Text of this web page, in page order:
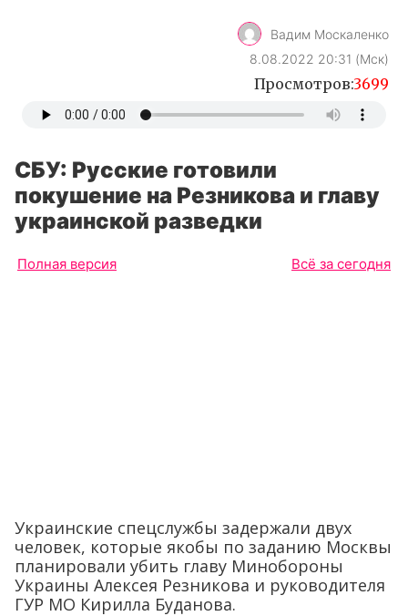
Вадим Москаленко
8.08.2022 20:31 (Мск)
Просмотров:3699
СБУ: Русские готовили
покушение на Резникова и главу
украинской разведки
Полная версия Всё за сегодня
Украинские спецслужбы задержали двух
человек, которые якобы по заданию Москвы
планировали убить главу Минобороны
Украины Алексея Резникова и руководителя
ГУР МО Кирилла Буданова.